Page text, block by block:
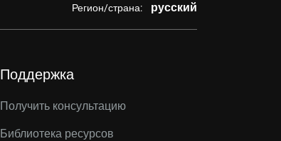
Регион/страна: русский
Поддержка
Получить консультацию
Библиотека ресурсов